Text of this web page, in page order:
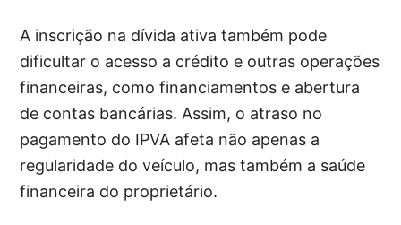
A inscrição na dívida ativa também pode
dificultar o acesso a crédito e outras operações
financeiras, como financiamentos e abertura
de contas bancárias. Assim, o atraso no
pagamento do IPVA afeta não apenas a
regularidade do veículo, mas também a saúde
financeira do proprietário.